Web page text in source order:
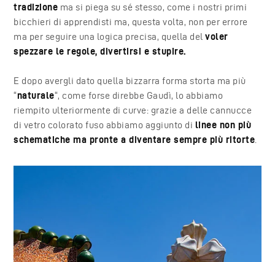
tradizione ma si piega su sé stesso, come i nostri primi
bicchieri di apprendisti ma, questa volta, non per errore
ma per seguire una logica precisa, quella delvoler
spezzare le regole, divertirsi e stupire.
E dopo avergli dato quella bizzarra forma storta ma più
“naturale“, come forse direbbe Gaudì, lo abbiamo
riempito ulteriormente di curve: grazie a delle cannucce
di vetro colorato fuso abbiamo aggiunto di linee non più
schematiche ma pronte a diventare sempre più ritorte